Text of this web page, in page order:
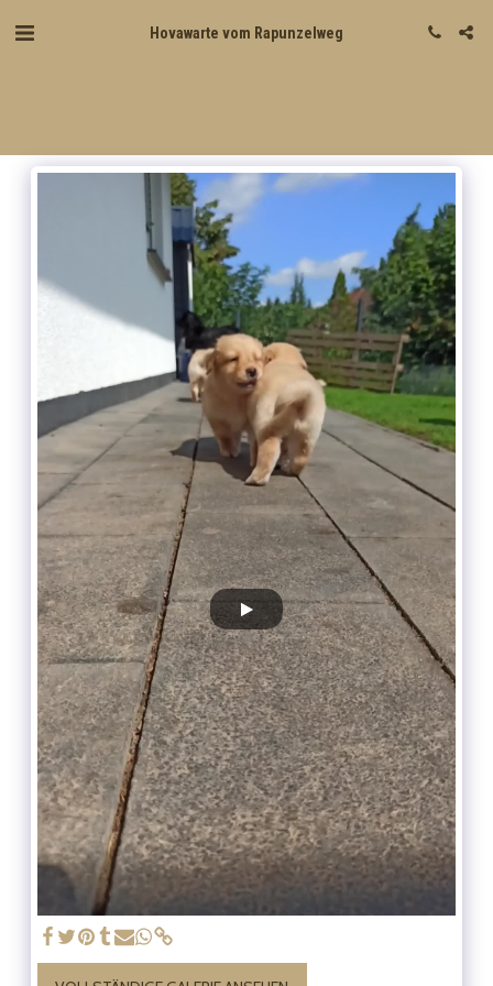
Hovawarte vom Rapunzelweg